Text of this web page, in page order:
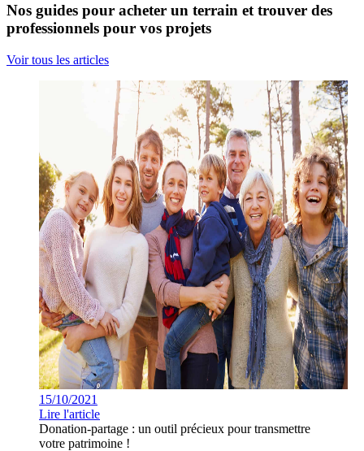
Nos guides pour acheter un terrain et trouver des
professionnels pour vos projets
Voir tous les articles
15/10/2021
Lire l'article
Donation-partage : un outil précieux pour transmettre
votre patrimoine !